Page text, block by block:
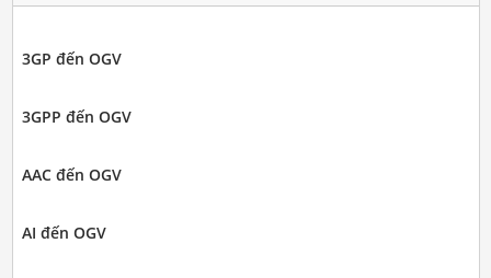
3GP đến OGV
3GPP đến OGV
AAC đến OGV
AI đến OGV